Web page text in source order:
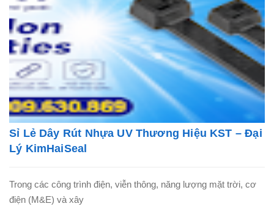
Sỉ Lẻ Dây Rút Nhựa UV Thương Hiệu KST – Đại
Lý KimHaiSeal
Trong các công trình điện, viễn thông, năng lượng mặt trời, cơ
điện (M&E) và xây